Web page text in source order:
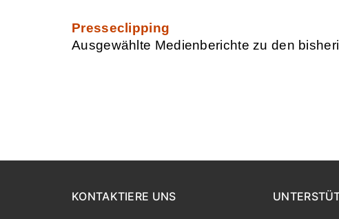
Presseclipping
Ausgewählte Medienberichte zu den
KONTAKTIERE UNS